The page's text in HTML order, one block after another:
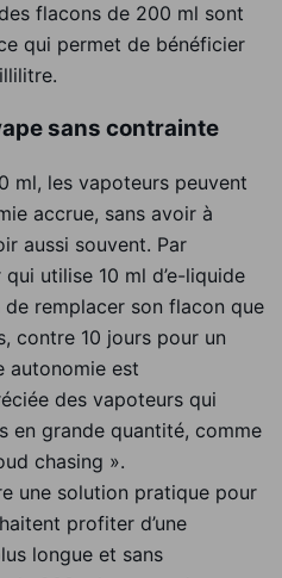
flacons de 200 ml sont
qui permet de bénéficier
sans contrainte
ml, les vapoteurs peuvent
accrue, sans avoir à
aussi souvent. Par
utilise 10 ml d’e-liquide
de remplacer son flacon que
contre 10 jours pour un
autonomie est
des vapoteurs qui
en grande quantité, comme
chasing ».
une solution pratique pour
profiter d’une
longue et sans